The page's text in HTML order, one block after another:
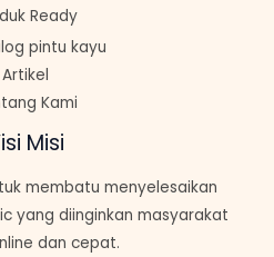
Ready
pintu kayu
Artikel
Kami
Misi
membatu menyelesaikan
yang diinginkan masyarakat
dan cepat.